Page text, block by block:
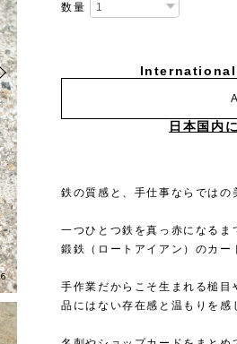
6
数量
日本国内
鉄の質感と、手仕事ならではの
一つひとつ鉄を真っ赤になるま
鍛鉄（ロートアイアン）のカー
手作業だからこそ生まれる槌
品にはない存在感と温もりを感